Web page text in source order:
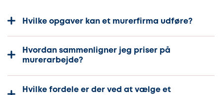
Hvilke opgaver kan et murerfirma udføre?
Hvordan sammenligner jeg priser på
murerarbejde?
Hvilke fordele er der ved at vælge et